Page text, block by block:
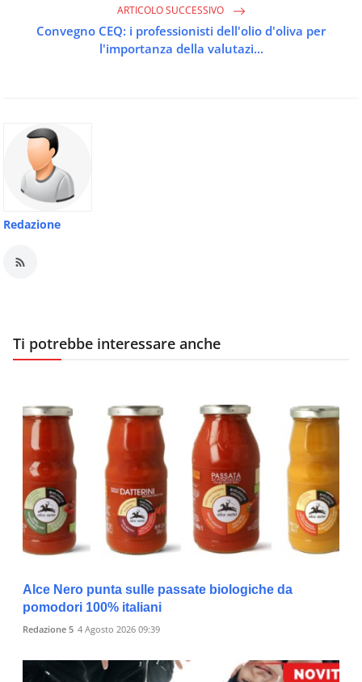
ARTICOLO SUCCESSIVO
Convegno CEQ: i professionisti dell'olio d'oliva per
l'importanza della valutazi...
Redazione
Ti potrebbe interessare anche
Alce Nero punta sulle passate biologiche da
pomodori 100% italiani
Redazione 5 4 Agosto 2026 09:39